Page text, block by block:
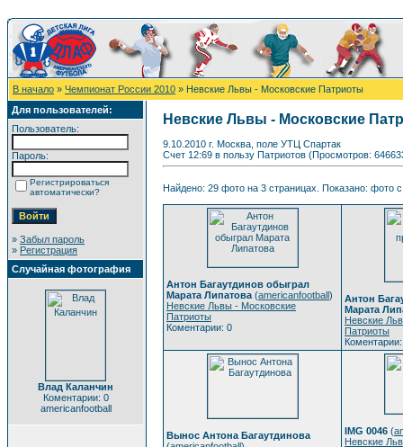
В начало » Чемпионат России 2010 » Невские Львы - Московские Патриоты
Для пользователей:
Пользователь:
Пароль:
Регистрироваться
автоматически?
» Забыл пароль
» Регистрация
Случайная фотография
Влад Каланчин
Коментарии: 0
americanfootball
Невские Львы - Московские
9.10.2010 г. Москва, поле УТЦ Спартак
Счет 12:69 в пользу Патриотов (Просмотров:
Найдено: 29 фото на 3 страницах. Показано: фото
Антон Багаутдинов обыграл
Марата Липатова (americanfootball)
Невские Львы - Московские
Патриоты
Коментарии: 0
Антон
Марата
Невские
Патриоты
Вынос Антона Багаутдинова
IMG 0046 (
Невские